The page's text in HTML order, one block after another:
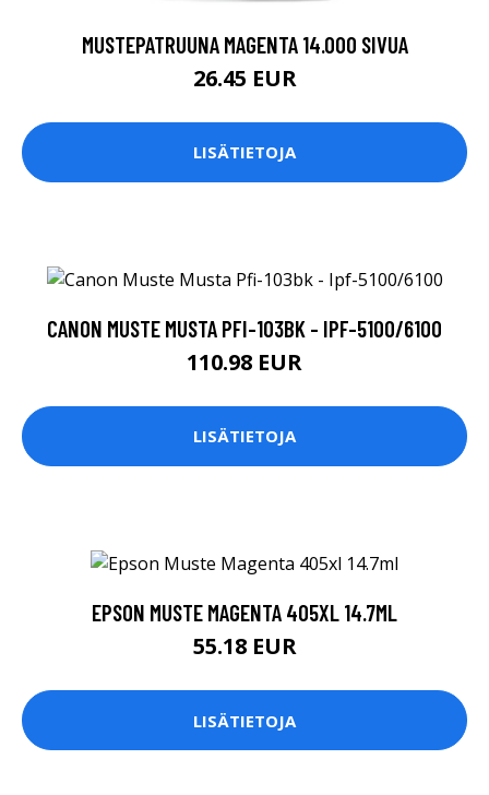
MUSTEPATRUUNA MAGENTA 14.000 SIVUA
26.45 EUR
LISÄTIETOJA
CANON MUSTE MUSTA PFI-103BK - IPF-5100/6100
110.98 EUR
LISÄTIETOJA
EPSON MUSTE MAGENTA 405XL 14.7ML
55.18 EUR
LISÄTIETOJA